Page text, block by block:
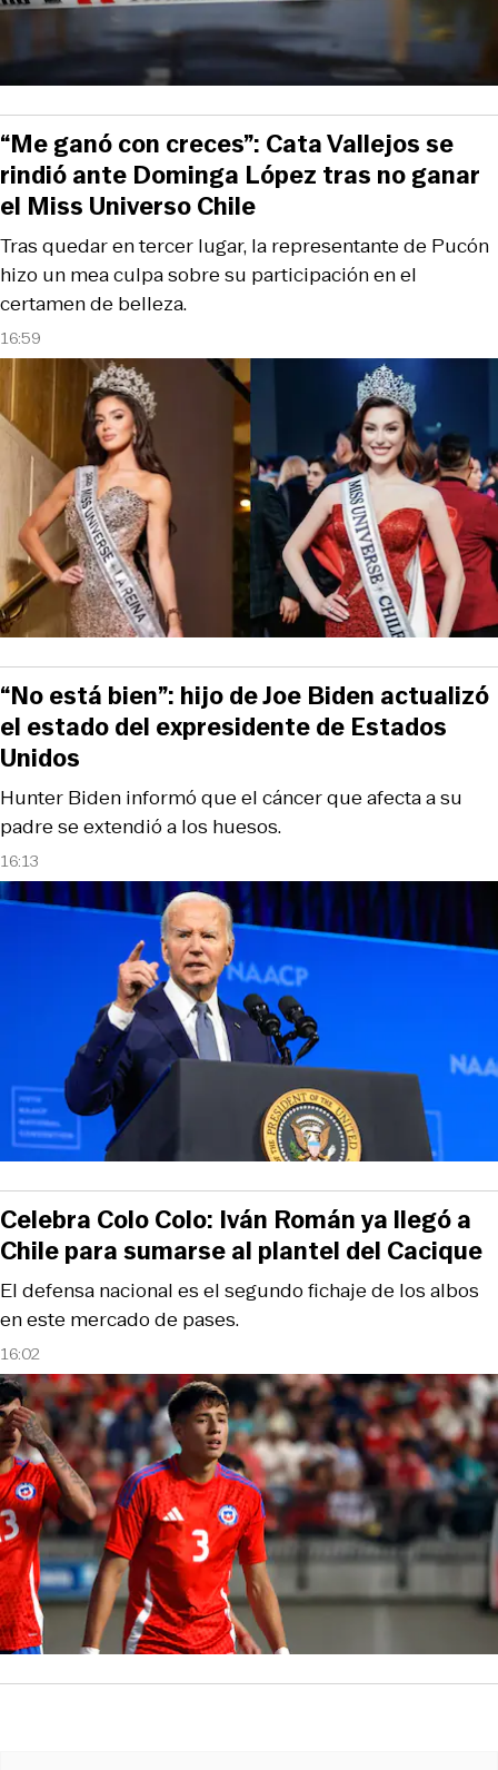
16:59
Tras quedar en tercer lugar, la representante de Pucón
hizo un mea culpa sobre su participación en el
certamen de belleza.
“Me ganó con creces”: Cata Vallejos se
rindió ante Dominga López tras no ganar
el Miss Universo Chile
16:13
Hunter Biden informó que el cáncer que afecta a su
padre se extendió a los huesos.
“No está bien”: hijo de Joe Biden actualizó
el estado del expresidente de Estados
Unidos
16:02
El defensa nacional es el segundo fichaje de los albos
en este mercado de pases.
Celebra Colo Colo: Iván Román ya llegó a
Chile para sumarse al plantel del Cacique